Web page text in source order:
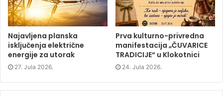
) )
Najavljena planska
isključenja električne
energije za utorak
27. Jula 2026.
Prva kulturno-privredna
manifestacija „ČUVARICE
TRADICIJE“ u Klokotnici
24. Jula 2026.